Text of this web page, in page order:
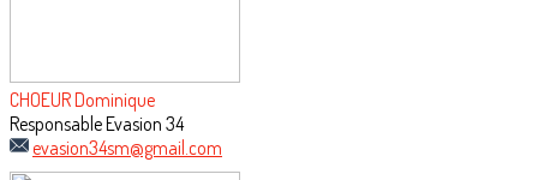
CHOEUR Dominique
Responsable Evasion 34
evasion34sm@gmail.com